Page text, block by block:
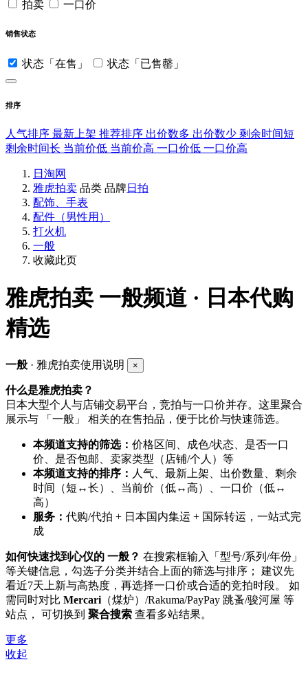
拍卖 一口价
销售状态
状态「在售」 状态「已售罄」
排序
人气排序 最新上架 推荐排序 出价数多 出价数少 剩余时间短
剩余时间长 当前价低 当前价高 一口价低 一口价高
日淘网
雅虎拍卖 品类 品牌日拍
配饰、手表
配件（男性用）
打火机
一般
收藏此页
雅虎拍卖 一般频道 · 日本代购
精选
一般 · 雅虎拍卖使用说明 ×
什么是雅虎拍卖？
日本大型个人与店铺交易平台，竞拍与一口价并存。这里聚合
展示与 「一般」 相关的在售拍品，便于比价与快速筛选。
本频道支持的筛选： 价格区间、成色/状态、是否一口
价、是否包邮、卖家类型（店铺/个人）等
本频道支持的排序： 人气、最新上架、出价数量、剩余
时间（短↔长）、当前价（低↔高）、一口价（低↔
高）
服务： 代购/代拍 + 日本国内集运 + 国际转运，一站式完
成
如何快速找到心仪的 一般？ 在搜索框输入「型号/系列/年份」
等关键信息，勾选子分类并结合上面的筛选与排序； 建议先
看近7天上新与高热度，再选择一口价或合适的竞拍时段。 如
需同时对比 Mercari （煤炉）/Rakuma/PayPay 跳蚤/骏河屋 等
站点， 可切换到 聚合搜索 查看多站结果。
更多
收起